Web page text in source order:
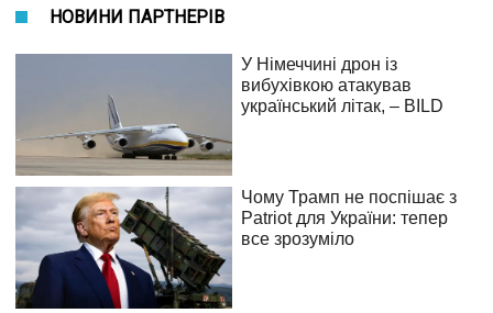
НОВИНИ ПАРТНЕРІВ